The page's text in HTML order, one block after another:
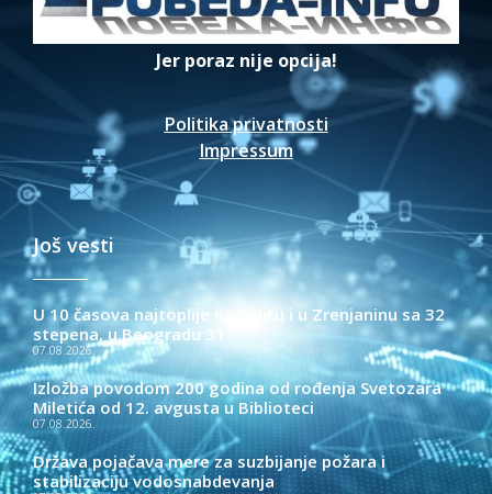
Jer poraz nije opcija!
Politika privatnosti
Impressum
Još vesti
U 10 časova najtoplije na Paliću i u Zrenjaninu sa 32
stepena, u Beogradu 31
07.08.2026.
Izložba povodom 200 godina od rođenja Svetozara
Miletića od 12. avgusta u Biblioteci
07.08.2026.
Država pojačava mere za suzbijanje požara i
stabilizaciju vodosnabdevanja